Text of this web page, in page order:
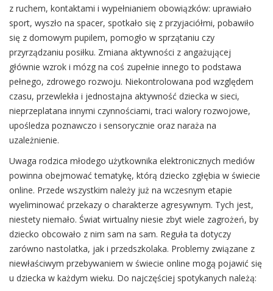
z ruchem, kontaktami i wypełnianiem obowiązków: uprawiało
sport, wyszło na spacer, spotkało się z przyjaciółmi, pobawiło
się z domowym pupilem, pomogło w sprzątaniu czy
przyrządzaniu posiłku. Zmiana aktywności z angażującej
głównie wzrok i mózg na coś zupełnie innego to podstawa
pełnego, zdrowego rozwoju. Niekontrolowana pod względem
czasu, przewlekła i jednostajna aktywność dziecka w sieci,
nieprzeplatana innymi czynnościami, traci walory rozwojowe,
upośledza poznawczo i sensorycznie oraz naraża na
uzależnienie.
Uwaga rodzica młodego użytkownika elektronicznych mediów
powinna obejmować tematykę, którą dziecko zgłębia w świecie
online. Przede wszystkim należy już na wczesnym etapie
wyeliminować przekazy o charakterze agresywnym. Tych jest,
niestety niemało. Świat wirtualny niesie zbyt wiele zagrożeń, by
dziecko obcowało z nim sam na sam. Reguła ta dotyczy
zarówno nastolatka, jak i przedszkolaka. Problemy związane z
niewłaściwym przebywaniem w świecie online mogą pojawić się
u dziecka w każdym wieku. Do najczęściej spotykanych należą: